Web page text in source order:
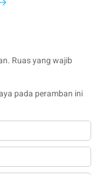
Ruas yang wajib
pada peramban ini